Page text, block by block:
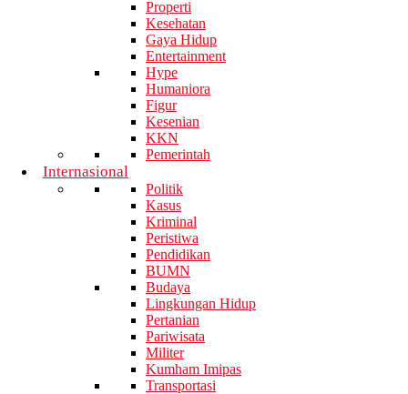
Properti
Kesehatan
Gaya Hidup
Entertainment
Hype
Humaniora
Figur
Kesenian
KKN
Pemerintah
Internasional
Politik
Kasus
Kriminal
Peristiwa
Pendidikan
BUMN
Budaya
Lingkungan Hidup
Pertanian
Pariwisata
Militer
Kumham Imipas
Transportasi